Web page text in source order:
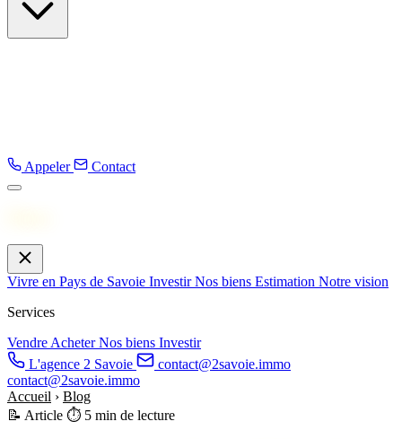
Appeler Contact
Vivre en Pays de Savoie InvestirNos biens Estimation Notre vision
Services
VendreAcheterNos biens Investir
L'agence 2 Savoie
contact@2savoie.immo
contact@2savoie.immo
Accueil › Blog
📝 Article ⏱️ 5 min de lecture